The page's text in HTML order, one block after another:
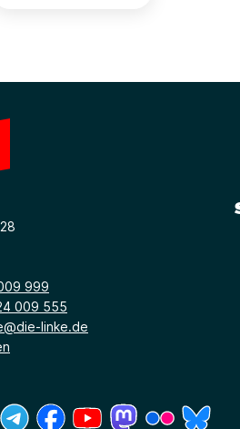
999
009 555
linke.de
Fenster)
neues Fenster)
ein neues Fenster)
(Link öffnet ein neues Fenster)
(Link öffnet ein neues Fenster)
(Link öffnet ein neues
(Link öffnet ein
(Link öffnet ein
(Link